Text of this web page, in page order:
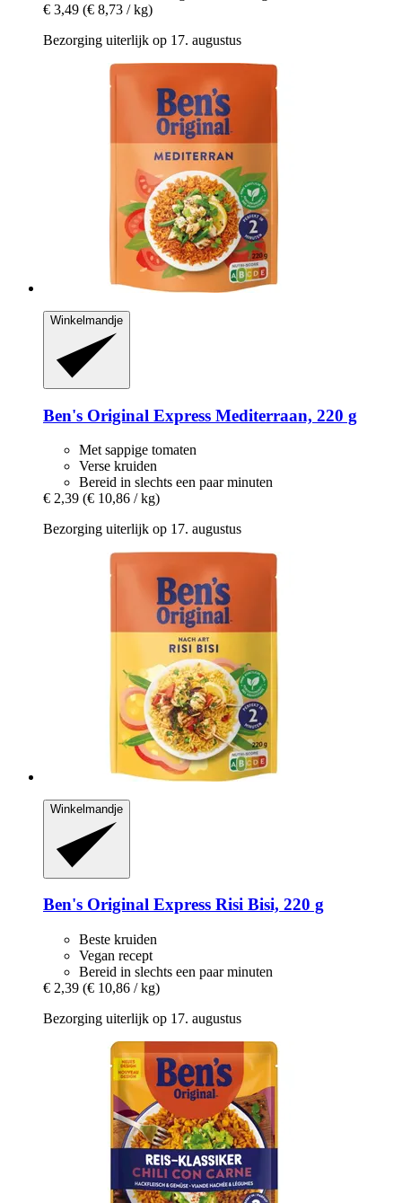
€ 3,49 (€ 8,73 / kg)
Bezorging uiterlijk op 17. augustus
Winkelmandje
Ben's Original Express Mediterraan, 220 g
Met sappige tomaten
Verse kruiden
Bereid in slechts een paar minuten
€ 2,39 (€ 10,86 / kg)
Bezorging uiterlijk op 17. augustus
Winkelmandje
Ben's Original Express Risi Bisi, 220 g
Beste kruiden
Vegan recept
Bereid in slechts een paar minuten
€ 2,39 (€ 10,86 / kg)
Bezorging uiterlijk op 17. augustus